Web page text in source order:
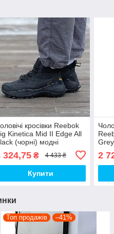
кросівки Reebok
Kinetica Mid II Edge All
(чорні) модні
кросівки 1573
топ
324,75₴ 4 433 ₴
Купити
Grey
2
Топ продажів –41%